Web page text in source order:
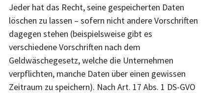
Jeder hat das Recht, seine gespeicherten Daten
löschen zu lassen – sofern nicht andere Vorschriften
dagegen stehen (beispielsweise gibt es
verschiedene Vorschriften nach dem
Geldwäschegesetz, welche die Unternehmen
verpflichten, manche Daten über einen gewissen
Zeitraum zu speichern). Nach Art. 17 Abs. 1 DS-GVO